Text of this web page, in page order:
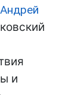
Андрей
и